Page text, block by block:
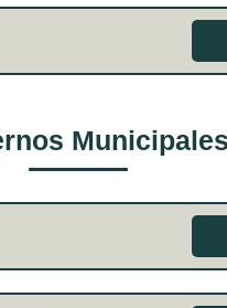
Municipales